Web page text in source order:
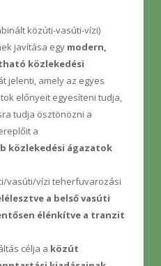
közúti-vasúti-vízi)
javítása egy modern,
közlekedési
jelenti, amely az egyes
előnyeit egyesíteni tudja,
tudja ösztönözni a
a
közlekedési ágazatok
vasúti/vízi teherfuvarozási
a belső vasúti
élénkítve a tranzit
célja a közút